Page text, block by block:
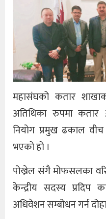
महासंघको कतार
अतिथिका रुपमा
नियोग प्रमुख ढकाल वीच
भएको हो ।
पोख्रेल संगै मोफसलका
केन्द्रीय सदस्य
अधिवेशन सम्बोधन गर्न